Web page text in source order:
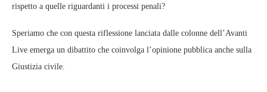
rispetto a quelle riguardanti i processi penali?
Speriamo che con questa riflessione lanciata dalle colonne dell’Avanti
Live emerga un dibattito che coinvolga l’opinione pubblica anche sulla
Giustizia civile.